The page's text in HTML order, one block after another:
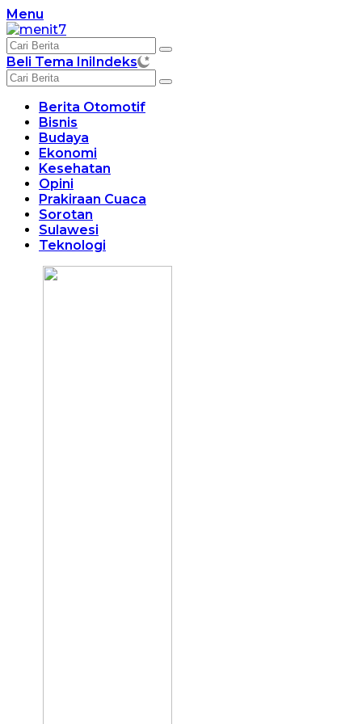
Langsung
ke
konten
Menu
Beli Tema IniIndeks
Berita Otomotif
Bisnis
Budaya
Ekonomi
Kesehatan
Opini
Prakiraan Cuaca
Sorotan
Sulawesi
Teknologi